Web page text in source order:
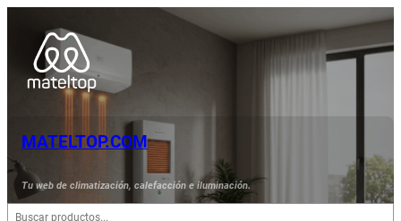
contenido
MATELTOP.COM
Tu web de climatización, calefacción e iluminación.